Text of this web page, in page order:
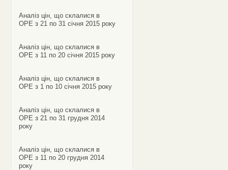
Аналіз цін, що склалися в
ОРЕ з 21 по 31 січня 2015 року
Аналіз цін, що склалися в
ОРЕ з 11 по 20 січня 2015 року
Аналіз цін, що склалися в
ОРЕ з 1 по 10 січня 2015 року
Аналіз цін, що склалися в
ОРЕ з 21 по 31 грудня 2014
року
Аналіз цін, що склалися в
ОРЕ з 11 по 20 грудня 2014
року